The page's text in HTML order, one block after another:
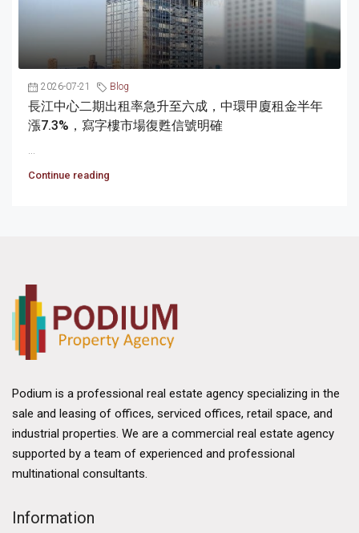
2026-07-21 Blog
長江中心二期出租率急升至六成，中環甲廈租金半年
漲7.3%，寫字樓市場復甦信號明確
...
Continue reading
Podium is a professional real estate agency specializing in the
sale and leasing of offices, serviced offices, retail space, and
industrial properties. We are a commercial real estate agency
supported by a team of experienced and professional
multinational consultants.
Information